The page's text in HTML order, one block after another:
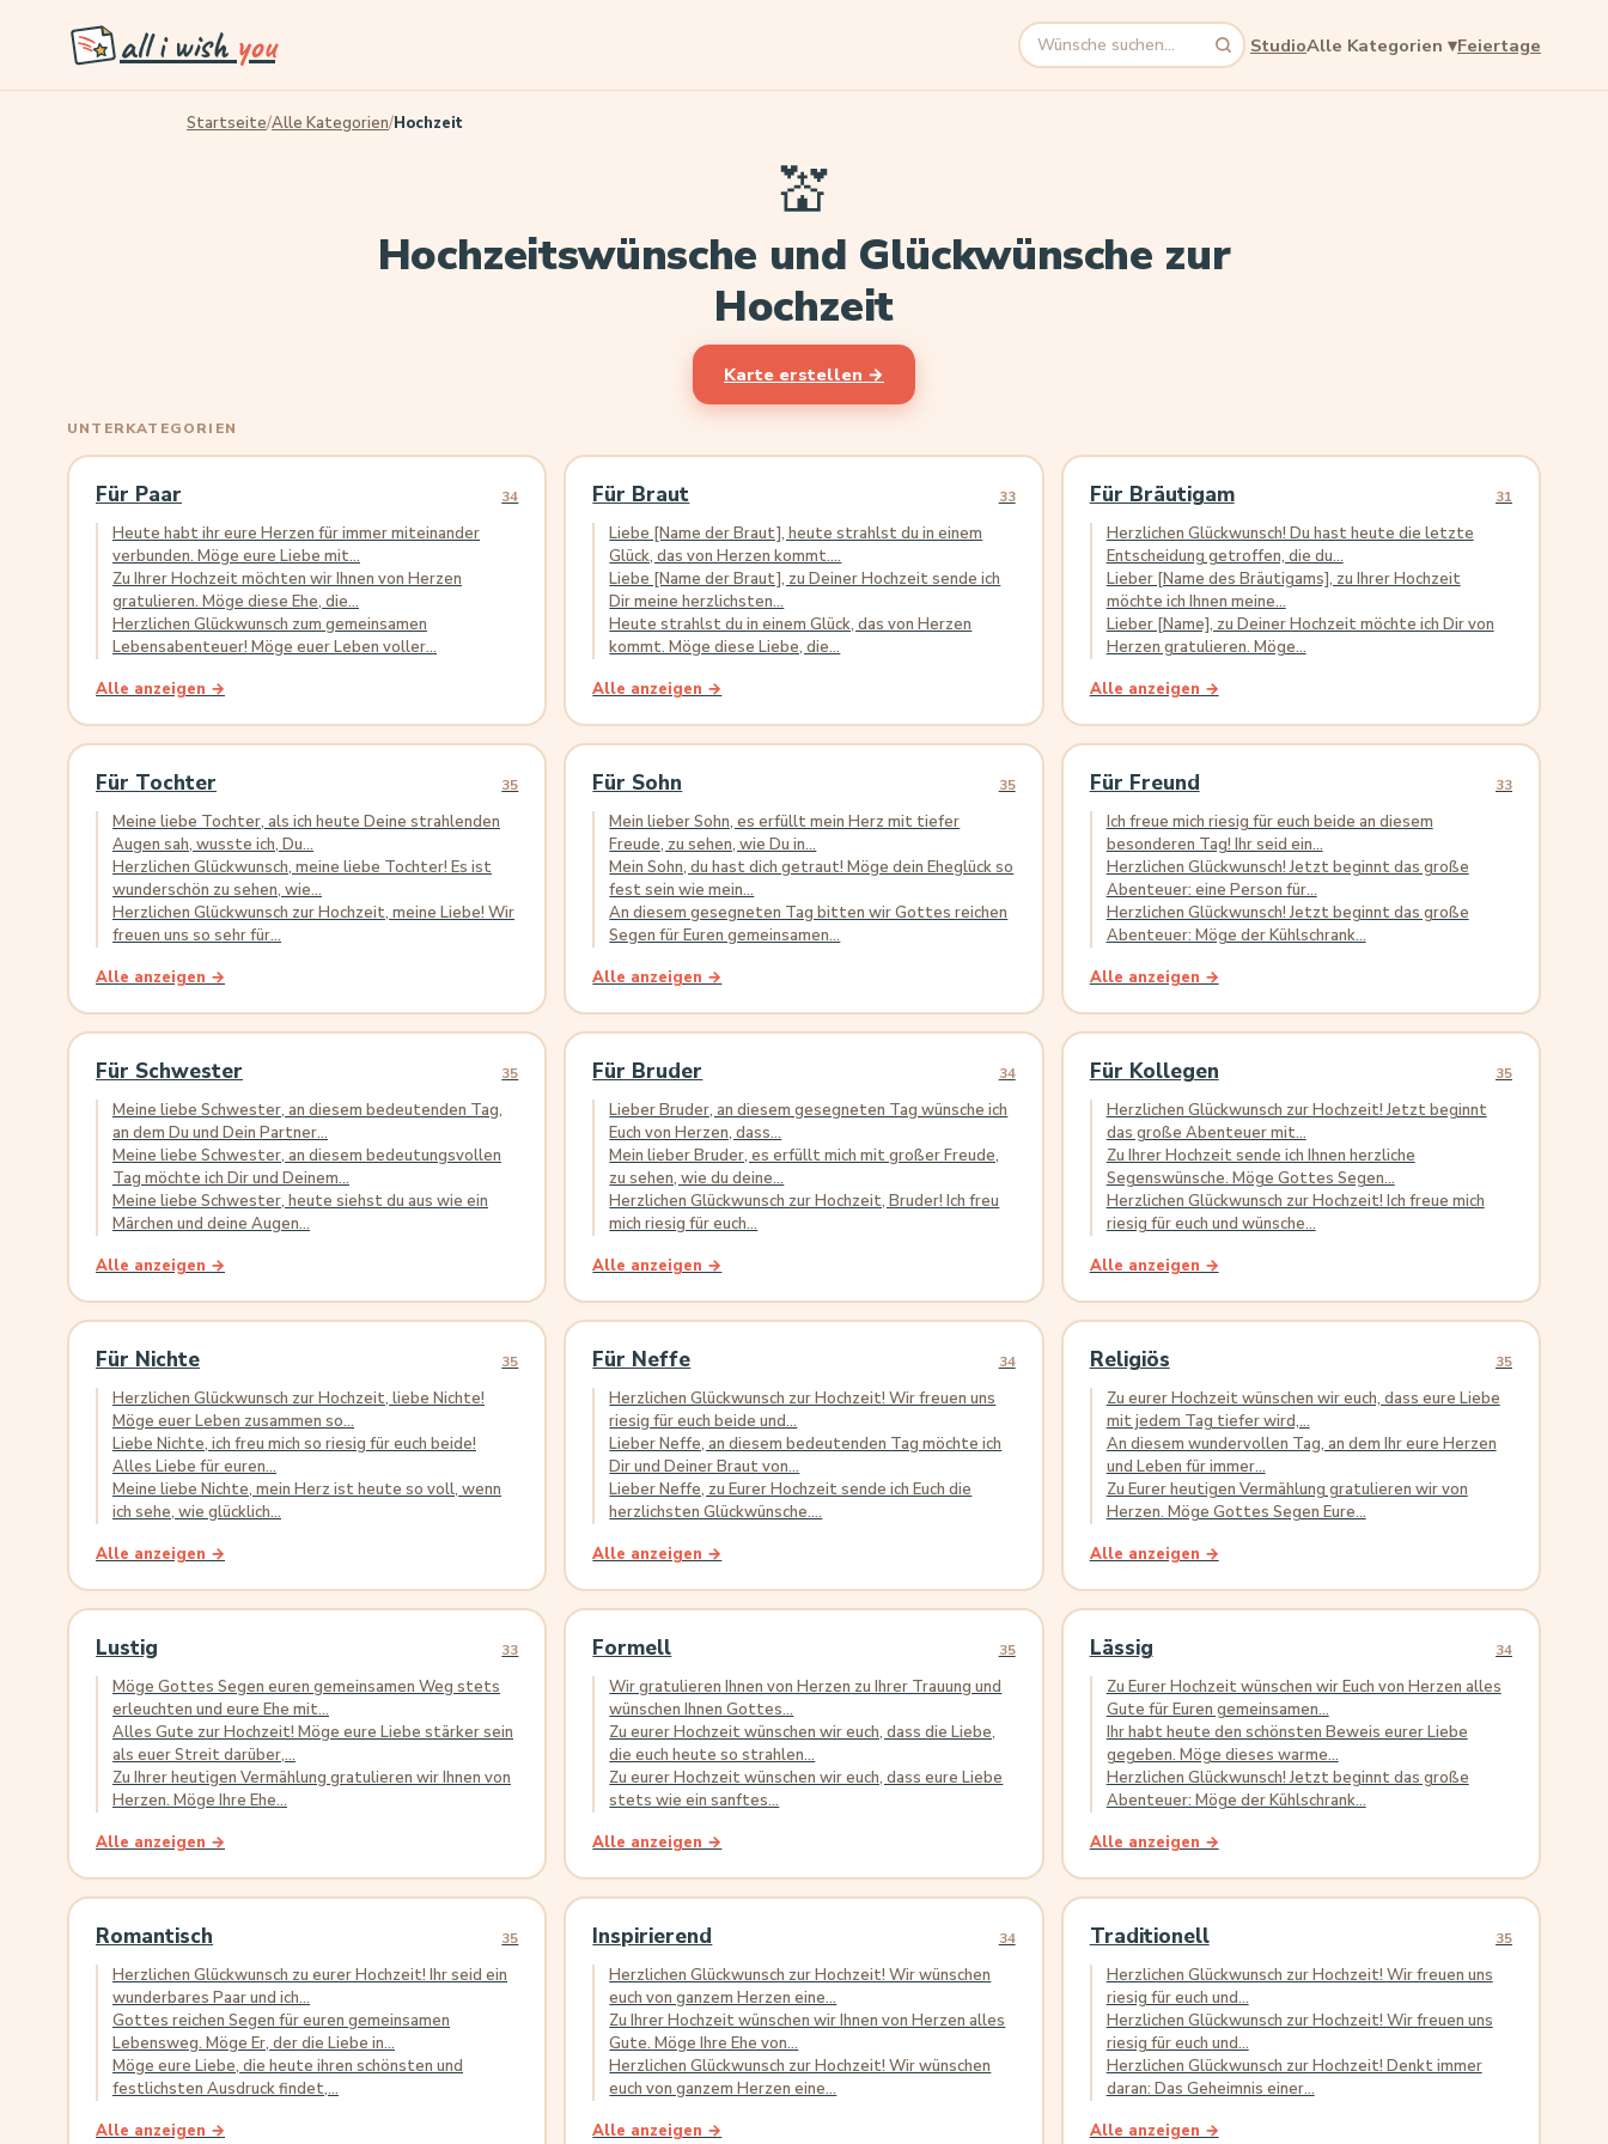
all i wish you Suche StudioAlle Kategorien ▾Feiertage
Startseite/Alle Kategorien/Hochzeit
💒
Hochzeitswünsche und Glückwünsche zur
Hochzeit
Karte erstellen →
UNTERKATEGORIEN
Für Paar 34
Heute habt ihr eure Herzen für immer miteinander
verbunden. Möge eure Liebe mit...
Zu Ihrer Hochzeit möchten wir Ihnen von Herzen
gratulieren. Möge diese Ehe, die...
Herzlichen Glückwunsch zum gemeinsamen
Lebensabenteuer! Möge euer Leben voller...
Alle anzeigen →
Für Braut 33
Liebe [Name der Braut], heute strahlst du in einem
Glück, das von Herzen kommt....
Liebe [Name der Braut], zu Deiner Hochzeit sende ich
Dir meine herzlichsten...
Heute strahlst du in einem Glück, das von Herzen
kommt. Möge diese Liebe, die...
Alle anzeigen →
Für Bräutigam 31
Herzlichen Glückwunsch! Du hast heute die letzte
Entscheidung getroffen, die du...
Lieber [Name des Bräutigams], zu Ihrer Hochzeit
möchte ich Ihnen meine...
Lieber [Name], zu Deiner Hochzeit möchte ich Dir von
Herzen gratulieren. Möge...
Alle anzeigen →
Für Tochter 35
Meine liebe Tochter, als ich heute Deine strahlenden
Augen sah, wusste ich, Du...
Herzlichen Glückwunsch, meine liebe Tochter! Es ist
wunderschön zu sehen, wie...
Herzlichen Glückwunsch zur Hochzeit, meine Liebe! Wir
freuen uns so sehr für...
Alle anzeigen →
Für Sohn 35
Mein lieber Sohn, es erfüllt mein Herz mit tiefer
Freude, zu sehen, wie Du in...
Mein Sohn, du hast dich getraut! Möge dein Eheglück so
fest sein wie mein...
An diesem gesegneten Tag bitten wir Gottes reichen
Segen für Euren gemeinsamen...
Alle anzeigen →
Für Freund 33
Ich freue mich riesig für euch beide an diesem
besonderen Tag! Ihr seid ein...
Herzlichen Glückwunsch! Jetzt beginnt das große
Abenteuer: eine Person für...
Herzlichen Glückwunsch! Jetzt beginnt das große
Abenteuer: Möge der Kühlschrank...
Alle anzeigen →
Für Schwester 35
Meine liebe Schwester, an diesem bedeutenden Tag,
an dem Du und Dein Partner...
Meine liebe Schwester, an diesem bedeutungsvollen
Tag möchte ich Dir und Deinem...
Meine liebe Schwester, heute siehst du aus wie ein
Märchen und deine Augen...
Alle anzeigen →
Für Bruder 34
Lieber Bruder, an diesem gesegneten Tag wünsche ich
Euch von Herzen, dass...
Mein lieber Bruder, es erfüllt mich mit großer Freude,
zu sehen, wie du deine...
Herzlichen Glückwunsch zur Hochzeit, Bruder! Ich freu
mich riesig für euch...
Alle anzeigen →
Für Kollegen 35
Herzlichen Glückwunsch zur Hochzeit! Jetzt beginnt
das große Abenteuer mit...
Zu Ihrer Hochzeit sende ich Ihnen herzliche
Segenswünsche. Möge Gottes Segen...
Herzlichen Glückwunsch zur Hochzeit! Ich freue mich
riesig für euch und wünsche...
Alle anzeigen →
Für Nichte 35
Herzlichen Glückwunsch zur Hochzeit, liebe Nichte!
Möge euer Leben zusammen so...
Liebe Nichte, ich freu mich so riesig für euch beide!
Alles Liebe für euren...
Meine liebe Nichte, mein Herz ist heute so voll, wenn
ich sehe, wie glücklich...
Alle anzeigen →
Für Neffe 34
Herzlichen Glückwunsch zur Hochzeit! Wir freuen uns
riesig für euch beide und...
Lieber Neffe, an diesem bedeutenden Tag möchte ich
Dir und Deiner Braut von...
Lieber Neffe, zu Eurer Hochzeit sende ich Euch die
herzlichsten Glückwünsche....
Alle anzeigen →
Religiös 35
Zu eurer Hochzeit wünschen wir euch, dass eure Liebe
mit jedem Tag tiefer wird,...
An diesem wundervollen Tag, an dem Ihr eure Herzen
und Leben für immer...
Zu Eurer heutigen Vermählung gratulieren wir von
Herzen. Möge Gottes Segen Eure...
Alle anzeigen →
Lustig 33
Möge Gottes Segen euren gemeinsamen Weg stets
erleuchten und eure Ehe mit...
Alles Gute zur Hochzeit! Möge eure Liebe stärker sein
als euer Streit darüber,...
Zu Ihrer heutigen Vermählung gratulieren wir Ihnen von
Herzen. Möge Ihre Ehe...
Alle anzeigen →
Formell 35
Wir gratulieren Ihnen von Herzen zu Ihrer Trauung und
wünschen Ihnen Gottes...
Zu eurer Hochzeit wünschen wir euch, dass die Liebe,
die euch heute so strahlen...
Zu eurer Hochzeit wünschen wir euch, dass eure Liebe
stets wie ein sanftes...
Alle anzeigen →
Lässig 34
Zu Eurer Hochzeit wünschen wir Euch von Herzen alles
Gute für Euren gemeinsamen...
Ihr habt heute den schönsten Beweis eurer Liebe
gegeben. Möge dieses warme...
Herzlichen Glückwunsch! Jetzt beginnt das große
Abenteuer: Möge der Kühlschrank...
Alle anzeigen →
Romantisch 35
Herzlichen Glückwunsch zu eurer Hochzeit! Ihr seid ein
wunderbares Paar und ich...
Gottes reichen Segen für euren gemeinsamen
Lebensweg. Möge Er, der die Liebe in...
Möge eure Liebe, die heute ihren schönsten und
festlichsten Ausdruck findet,...
Alle anzeigen →
Inspirierend 34
Herzlichen Glückwunsch zur Hochzeit! Wir wünschen
euch von ganzem Herzen eine...
Zu Ihrer Hochzeit wünschen wir Ihnen von Herzen alles
Gute. Möge Ihre Ehe von...
Herzlichen Glückwunsch zur Hochzeit! Wir wünschen
euch von ganzem Herzen eine...
Alle anzeigen →
Traditionell 35
Herzlichen Glückwunsch zur Hochzeit! Wir freuen uns
riesig für euch und...
Herzlichen Glückwunsch zur Hochzeit! Wir freuen uns
riesig für euch und...
Herzlichen Glückwunsch zur Hochzeit! Denkt immer
daran: Das Geheimnis einer...
Alle anzeigen →